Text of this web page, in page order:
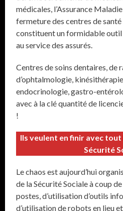
médicales, l’Assurance
fermeture des centres de
constituent un formidable outil
au service des assurés.
Centres de soins dentaires, de
d’ophtalmologie,
endocrinologie, gastro-
avec à la clé quantité de
!
Ils veulent en finir avec
Sécurité
Le chaos est aujourd’hui
de la Sécurité Sociale à coup
postes, d’utilisation d’outils
d’utilisation de robots en lieu